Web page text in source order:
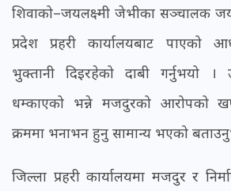
शिवाको–जयलक्ष्मी जेभीका सञ्चालक
प्रदेश प्रहरी कार्यालयबाट पाएको
भुक्तानी दिइरहेको दाबी गर्नुभयो ।
धम्काएको भन्ने मजदुरको आरोपको
क्रममा भनाभन हुनु सामान्य भएको
जिल्ला प्रहरी कार्यालयमा मजदुर र